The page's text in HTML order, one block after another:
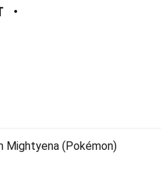
(Pokémon)